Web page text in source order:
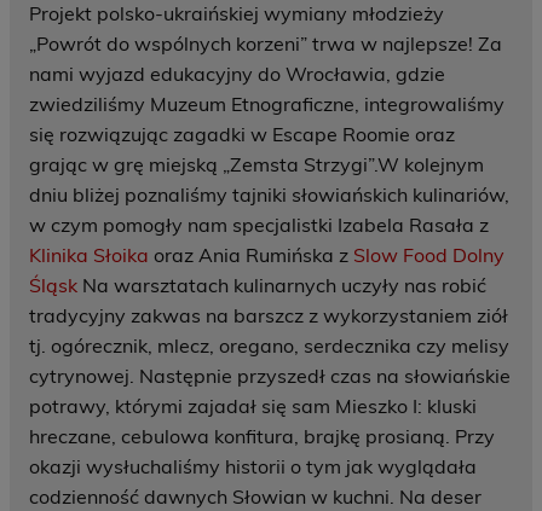
Projekt polsko-ukraińskiej wymiany młodzieży
„Powrót do wspólnych korzeni” trwa w najlepsze! Za
nami wyjazd edukacyjny do Wrocławia, gdzie
zwiedziliśmy Muzeum Etnograficzne, integrowaliśmy
się rozwiązując zagadki w Escape Roomie oraz
grając w grę miejską „Zemsta Strzygi”.W kolejnym
dniu bliżej poznaliśmy tajniki słowiańskich kulinariów,
w czym pomogły nam specjalistki Izabela Rasała z
Klinika Słoika oraz Ania Rumińska z Slow Food Dolny
Śląsk Na warsztatach kulinarnych uczyły nas robić
tradycyjny zakwas na barszcz z wykorzystaniem ziół
tj. ogórecznik, mlecz, oregano, serdecznika czy melisy
cytrynowej. Następnie przyszedł czas na słowiańskie
potrawy, którymi zajadał się sam Mieszko I: kluski
hreczane, cebulowa konfitura, brajkę prosianą. Przy
okazji wysłuchaliśmy historii o tym jak wyglądała
codzienność dawnych Słowian w kuchni. Na deser